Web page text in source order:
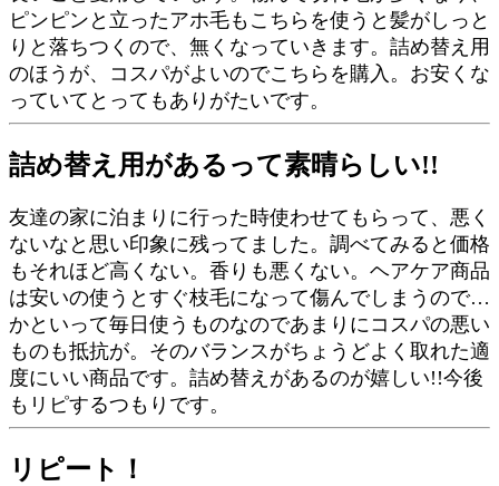
ピンピンと立ったアホ毛もこちらを使うと髪がしっと
りと落ちつくので、無くなっていきます。詰め替え用
のほうが、コスパがよいのでこちらを購入。お安くな
っていてとってもありがたいです。
詰め替え用があるって素晴らしい!!
友達の家に泊まりに行った時使わせてもらって、悪く
ないなと思い印象に残ってました。調べてみると価格
もそれほど高くない。香りも悪くない。ヘアケア商品
は安いの使うとすぐ枝毛になって傷んでしまうので…
かといって毎日使うものなのであまりにコスパの悪い
ものも抵抗が。そのバランスがちょうどよく取れた適
度にいい商品です。詰め替えがあるのが嬉しい!!今後
もリピするつもりです。
リピート！